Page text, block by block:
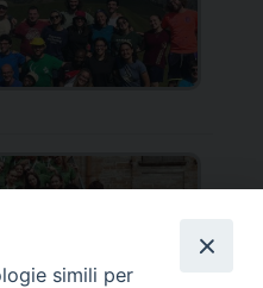
simili per